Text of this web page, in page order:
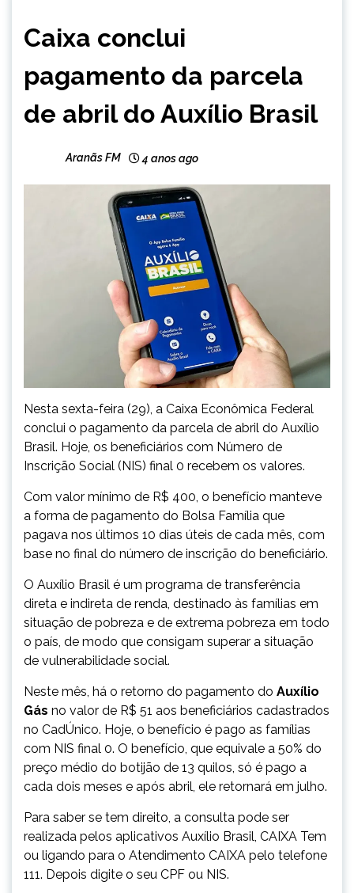
NOTÍCIAS
Caixa conclui
pagamento da parcela
de abril do Auxílio Brasil
Aranãs FM 4 anos ago
Nesta sexta-feira (29), a Caixa Econômica Federal
conclui o pagamento da parcela de abril do Auxílio
Brasil. Hoje, os beneficiários com Número de
Inscrição Social (NIS) final 0 recebem os valores.
Com valor mínimo de R$ 400, o benefício manteve
a forma de pagamento do Bolsa Família que
pagava nos últimos 10 dias úteis de cada mês, com
base no final do número de inscrição do beneficiário.
O Auxílio Brasil ​é um programa de transferência
direta e indireta de renda, destinado às famílias em
situação de pobreza e de extrema pobreza em todo
o país, de modo que consigam superar a situação
de vulnerabilidade social.
Neste mês, há o retorno do pagamento do Auxílio
Gás no valor de R$ 51 aos beneficiários cadastrados
no CadÚnico. Hoje, o benefício é pago as famílias
com NIS final 0. O benefício, que equivale a 50% do
preço médio do botijão de 13 quilos, só é pago a
cada dois meses e após abril, ele retornará em julho.
Para saber se tem direito, a consulta pode ser
realizada pelos aplicativos Auxílio Brasil, CAIXA Tem
ou ligando para o Atendimento CAIXA pelo telefone
111. Depois digite o seu CPF ou NIS.